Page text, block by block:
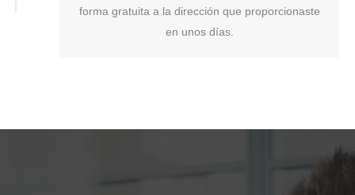
forma gratuita a la dirección que proporcionaste
en unos días.